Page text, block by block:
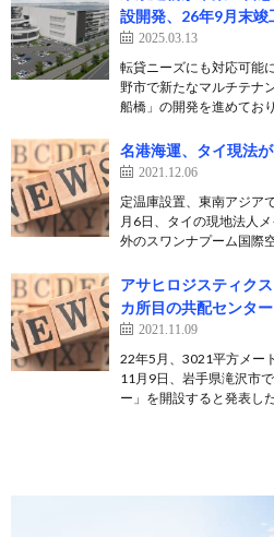
設開発、26年9月末竣
2025.03.13
転貸ニーズにも対応可能
野市で新たなマルチテナ
船橋」の開発を進めてお
名港海運、タイ現法
2021.12.06
定温庫設置、東南アジア
月6日、タイの現地法人
外のスワンナプーム国際
アサヒロジスティク
カ所目の共配センタ
2021.11.09
22年5月、3021平方メー
11月9日、岩手県滝沢市
ー」を開設すると発表し